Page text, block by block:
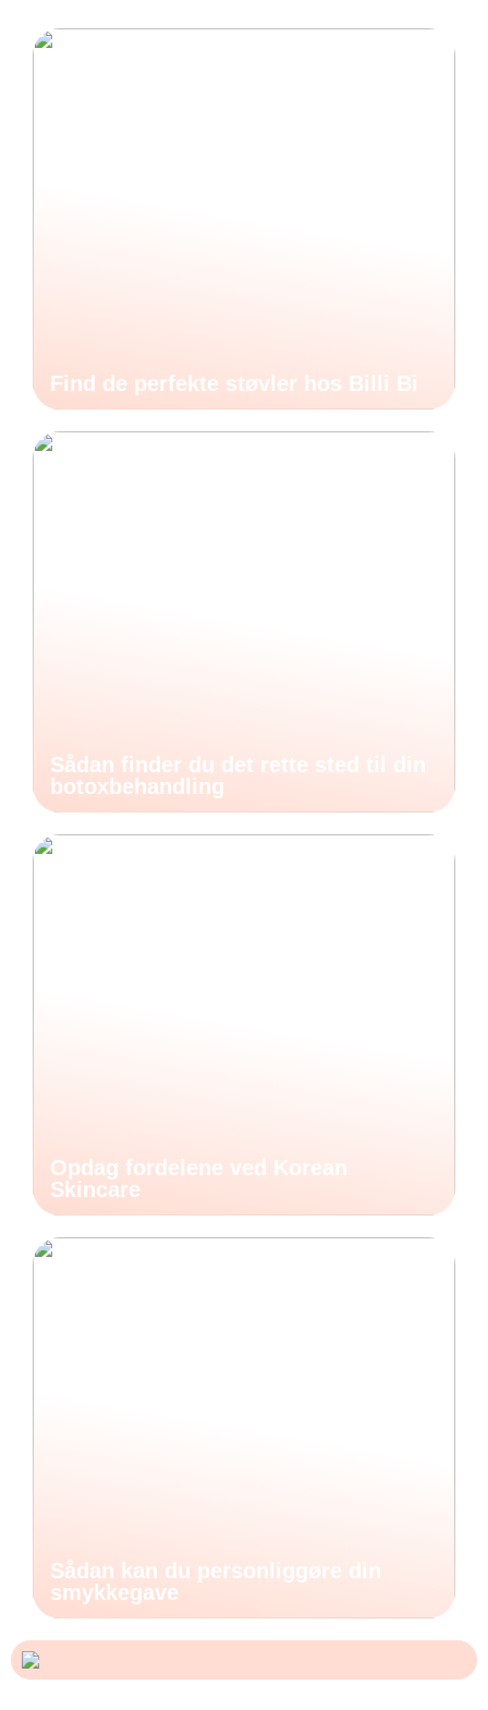
Find de perfekte støvler hos Billi Bi
Sådan finder du det rette sted til din
botoxbehandling
Opdag fordelene ved Korean
Skincare
Sådan kan du personliggøre din
smykkegave